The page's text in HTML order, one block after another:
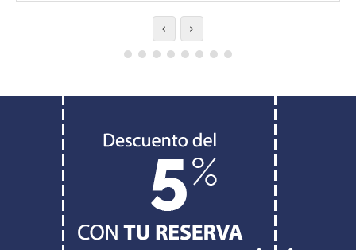
‹ ›